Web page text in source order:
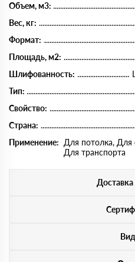
Объем, м3:
Вес, кг:
Формат:
Площадь, м2:
Шлифованность:
Тип:
Свойство:
Страна:
Применение: Для потолка, Для
Для транспорта
Доставка